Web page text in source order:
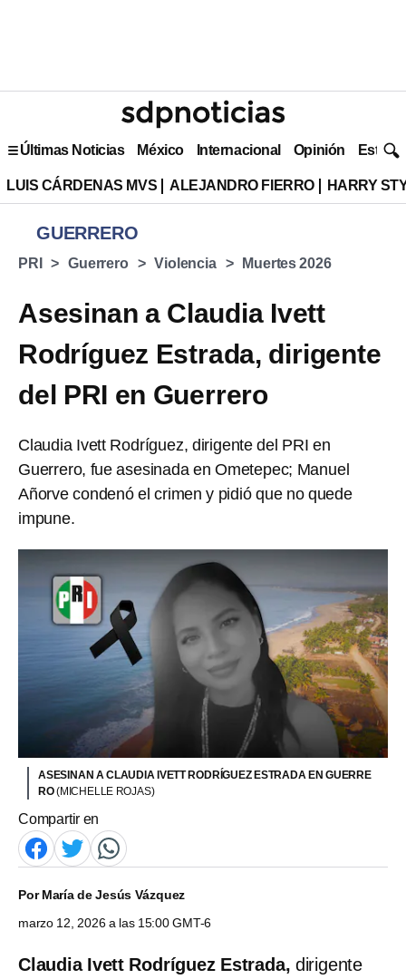
Últimas Noticias México Internacional Opinión Estilo
LUIS CÁRDENAS MVS ALEJANDRO FIERRO HARRY
GUERRERO
PRI Guerrero Violencia Muertes 2026
Asesinan a Claudia Ivett
Rodríguez Estrada, dirigente
del PRI en Guerrero
Claudia Ivett Rodríguez, dirigente del PRI en
Guerrero, fue asesinada en Ometepec; Manuel
Añorve condenó el crimen y pidió que no quede
impune.
ASESINAN A CLAUDIA IVETT RODRÍGUEZ ESTRADA EN GUERRE
RO(MICHELLE ROJAS)
Compartir en
PorMaría de Jesús Vázquez
marzo 12, 2026 a las 15:00 GMT-6
Claudia Ivett Rodríguez Estrada, dirigente